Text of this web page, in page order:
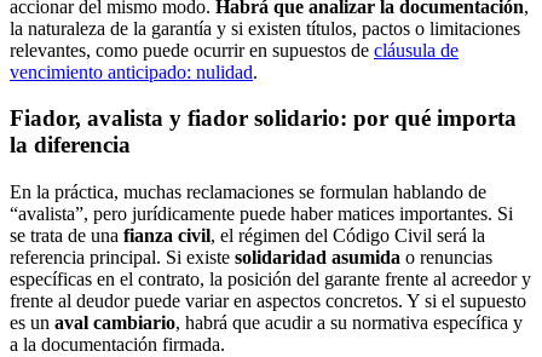
accionar del mismo modo. Habrá que analizar la documentación,
la naturaleza de la garantía y si existen títulos, pactos o limitaciones
relevantes, como puede ocurrir en supuestos de cláusula de
vencimiento anticipado: nulidad.
Fiador, avalista y fiador solidario: por qué importa
la diferencia
En la práctica, muchas reclamaciones se formulan hablando de
“avalista”, pero jurídicamente puede haber matices importantes. Si
se trata de una fianza civil, el régimen del Código Civil será la
referencia principal. Si existe solidaridad asumida o renuncias
específicas en el contrato, la posición del garante frente al acreedor y
frente al deudor puede variar en aspectos concretos. Y si el supuesto
es un aval cambiario, habrá que acudir a su normativa específica y
a la documentación firmada.